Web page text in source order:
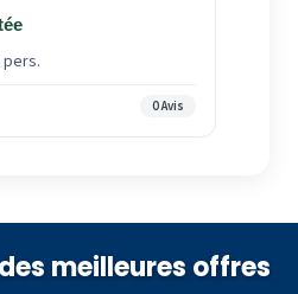
pers.
0 Avis
meilleures offres